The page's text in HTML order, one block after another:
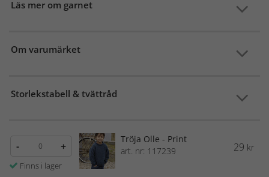
Läs mer om garnet
Om varumärket
Storlekstabell & tvättråd
- +
Finns i lager
Tröja Olle - Print
art. nr: 117239
29 kr